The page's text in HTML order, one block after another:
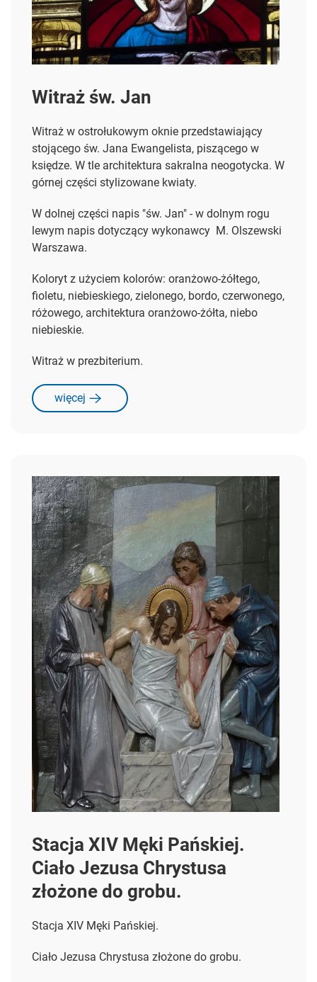
Witraż św. Jan
Witraż w ostrołukowym oknie przedstawiający
stojącego św. Jana Ewangelista, piszącego w
księdze. W tle architektura sakralna neogotycka. W
górnej części stylizowane kwiaty.
W dolnej części napis "św. Jan" - w dolnym rogu
lewym napis dotyczący wykonawcy M. Olszewski
Warszawa.
Koloryt z użyciem kolorów: oranżowo-żółtego,
fioletu, niebieskiego, zielonego, bordo, czerwonego,
różowego, architektura oranżowo-żółta, niebo
niebieskie.
Witraż w prezbiterium.
więcej
Stacja XIV Męki Pańskiej.
Ciało Jezusa Chrystusa
złożone do grobu.
Stacja XIV Męki Pańskiej.
Ciało Jezusa Chrystusa złożone do grobu.